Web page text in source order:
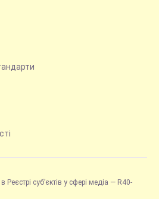
Реєстрі суб’єктів у сфері медіа — R40-